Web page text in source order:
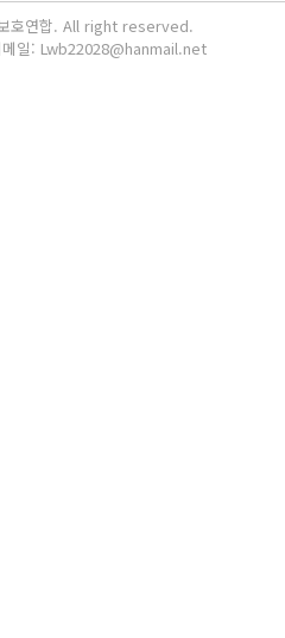
호연합. All right reserved.
일: Lwb22028@hanmail.net